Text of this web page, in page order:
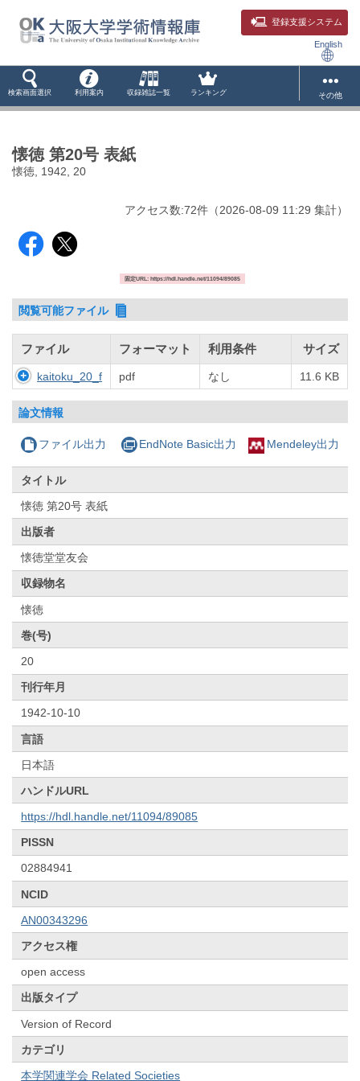
登録支援システム
English
検索画面選択 利用案内 収録雑誌一覧 ランキング その他
懐徳 第20号 表紙
懐徳, 1942, 20
アクセス数:72件 （2026-08-09 11:29 集計）
固定URL: https://hdl.handle.net/11094/89085
閲覧可能ファイル
ファイル フォーマット 利用条件 サイズ
kaitoku_20_f pdf なし 11.6 KB
論文情報
ファイル出力 EndNote Basic出力 Mendeley出力
タイトル
懐徳 第20号 表紙
出版者
懐徳堂堂友会
収録物名
懐徳
巻(号)
20
刊行年月
1942-10-10
言語
日本語
ハンドルURL
https://hdl.handle.net/11094/89085
PISSN
02884941
NCID
AN00343296
アクセス権
open access
出版タイプ
Version of Record
カテゴリ
本学関連学会 Related Societies